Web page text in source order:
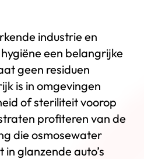
industrie en
een belangrijke
geen residuen
is in omgevingen
of steriliteit voorop
profiteren van de
die osmosewater
glanzende auto’s